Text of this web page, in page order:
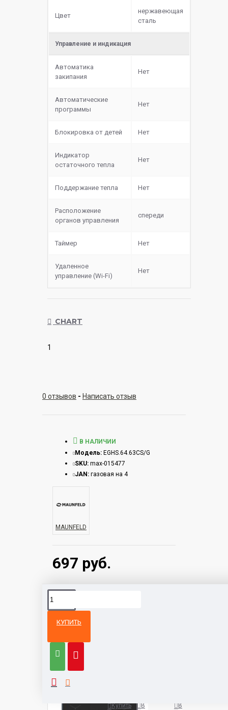
Цвет
нержавеющая
сталь
Управление и индикация
Автоматика
закипания
Нет
Автоматические
программы
Нет
Блокировка от детей Нет
Индикатор
остаточного тепла
Нет
Поддержание тепла Нет
Расположение
органов управления
спереди
Таймер Нет
Удаленное
управление (Wi-Fi)
Нет
CHART
1
0 отзывов - Написать отзыв
697 руб.
В НАЛИЧИИ
Модель: EGHS.64.63CS/G
SKU: max-015477
JAN: газовая на 4
MAUNFELD
КУПИТЬ
категории
Купить
В
В